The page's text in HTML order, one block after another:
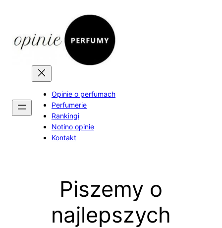
Opinie o perfumach
Perfumerie
Rankingi
Notino opinie
Kontakt
Piszemy o
najlepszych